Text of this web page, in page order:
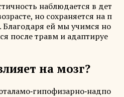
наблюдается в дет
но сохраняется на п
ей мы учимся но
после травм и адаптируе
на мозг?